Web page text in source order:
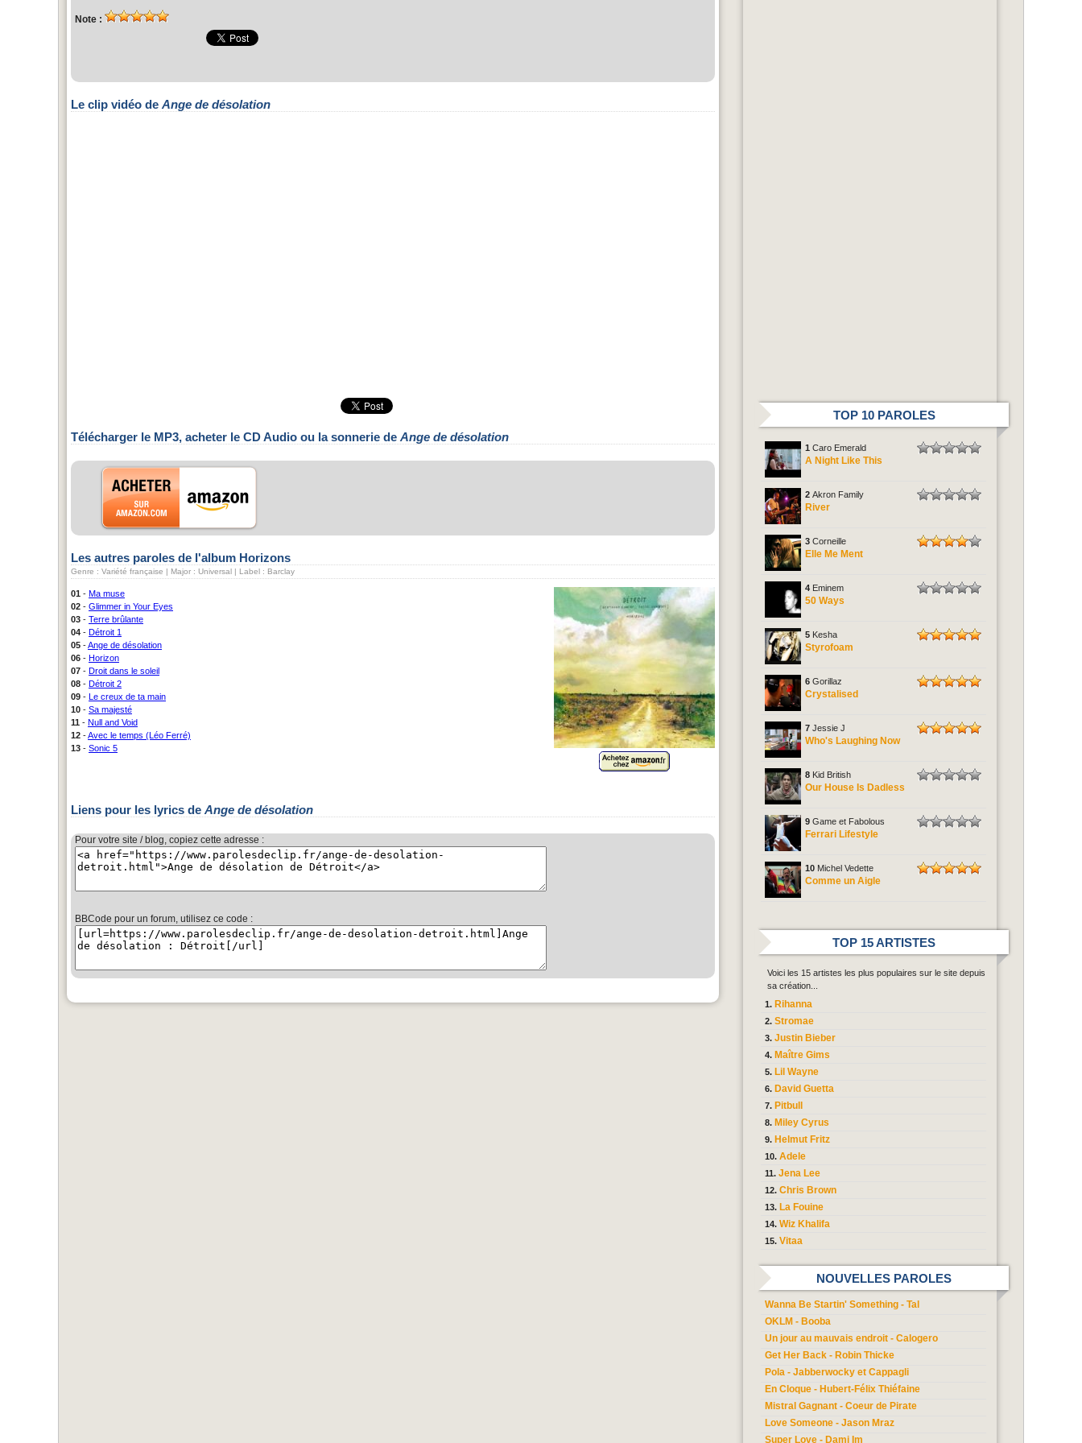
Note :
Le clip vidéo de Ange de désolation
Télécharger le MP3, acheter le CD Audio ou la sonnerie de Ange de désolation
Les autres paroles de l'album Horizons
Genre : Variété française | Major : Universal | Label : Barclay
01 - Ma muse
02 - Glimmer in Your Eyes
03 - Terre brûlante
04 - Détroit 1
05 -Ange de désolation
06 - Horizon
07 - Droit dans le soleil
08 - Détroit 2
09 - Le creux de ta main
10 - Sa majesté
11 - Null and Void
12 -Avec le temps (Léo Ferré)
13 - Sonic 5
Liens pour les lyrics de Ange de désolation
Pour votre site / blog, copiez cette adresse :
BBCode pour un forum, utilisez ce code :
TOP 10 PAROLES
1 Caro Emerald
A Night Like This
2 Akron Family
River
3 Corneille
Elle Me Ment
4 Eminem
50 Ways
5 Kesha
Styrofoam
6 Gorillaz
Crystalised
7 Jessie J
Who's Laughing Now
8 Kid British
Our House Is Dadless
9 Game et Fabolous
Ferrari Lifestyle
10 Michel Vedette
Comme un Aigle
TOP 15 ARTISTES
Voici les 15 artistes les plus populaires sur le site depuis
sa création...
Rihanna
Stromae
Justin Bieber
Maître Gims
Lil Wayne
David Guetta
Pitbull
Miley Cyrus
Helmut Fritz
Adele
Jena Lee
Chris Brown
La Fouine
Wiz Khalifa
Vitaa
NOUVELLES PAROLES
Wanna Be Startin' Something - Tal
OKLM - Booba
Un jour au mauvais endroit - Calogero
Get Her Back - Robin Thicke
Pola - Jabberwocky et Cappagli
En Cloque - Hubert-Félix Thiéfaine
Mistral Gagnant - Coeur de Pirate
Love Someone - Jason Mraz
Super Love - Dami Im